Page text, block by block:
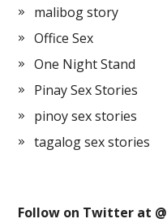
malibog story
Office Sex
One Night Stand
Pinay Sex Stories
pinoy sex stories
tagalog sex stories
Follow on Twitter at @